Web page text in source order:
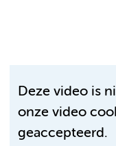
Deze video is
onze video
geaccepteerd.